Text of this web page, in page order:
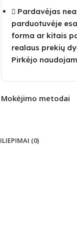
Pardavėjas
parduotuvėje
forma ar kitais
realaus prekių
Pirkėjo
Mokėjimo metodai
(0)